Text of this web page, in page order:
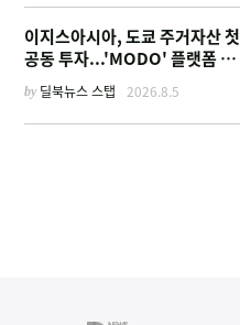
이지스아시아, 도쿄 주거자산 첫
공동 투자...'MODO' 플랫폼 가
by 딜북뉴스 스탭 2026.8.5